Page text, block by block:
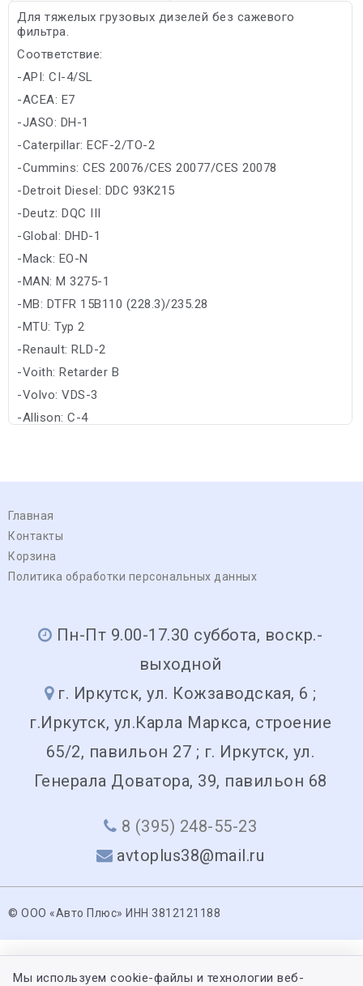
Для тяжелых грузовых дизелей без сажевого
фильтра.
Соответствие:
-API: CI-4/SL
-ACEA: E7
-JASO: DH-1
-Caterpillar: ECF-2/TO-2
-Cummins: CES 20076/CES 20077/CES 20078
-Detroit Diesel: DDC 93K215
-Deutz: DQC III
-Global: DHD-1
-Mack: EO-N
-MAN: M 3275-1
-MB: DTFR 15B110 (228.3)/235.28
-MTU: Typ 2
-Renault: RLD-2
-Voith: Retarder B
-Volvo: VDS-3
-Allison: C-4
Главная
Контакты
Корзина
Политика обработки персональных данных
Пн-Пт 9.00-17.30 суббота, воскр.-
выходной
г. Иркутск, ул. Кожзаводская, 6 ;
г.Иркутск, ул.Карла Маркса, строение
65/2, павильон 27 ; г. Иркутск, ул.
Генерала Доватора, 39, павильон 68
8 (395) 248-55-23
avtoplus38@mail.ru
© ООО «Авто Плюс» ИНН 3812121188
Мы используем cookie-файлы и технологии веб-